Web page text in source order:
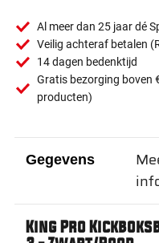
Al meer dan 25 jaar dé
Veilig achteraf betalen
14 dagen bedenktijd
Gratis bezorging boven
producten)
Gegevens
King Pro